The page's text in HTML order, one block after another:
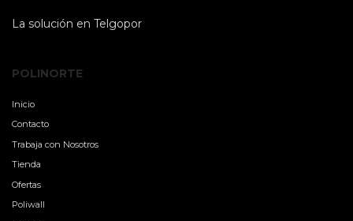
La solución en Telgopor
POLINORTE
Inicio
Contacto
Trabaja con Nosotros
Tienda
Ofertas
Poliwall